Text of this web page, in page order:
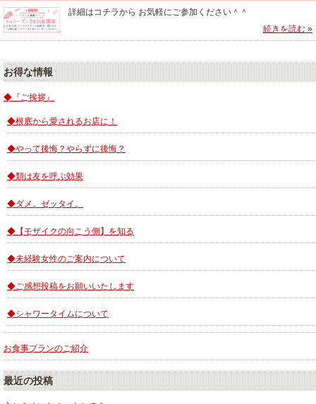
詳細はコチラから お気軽にご参加ください＾＾
続きを読む »
お得な情報
◆『ご挨拶』
◆根底から愛されるお店に！
◆やって後悔？やらずに後悔？
◆類は友を呼ぶ効果
◆ダメ。ゼッタイ。
◆【モザイクの向こう側】を知る
◆未経験女性のご案内について
◆ご感想投稿をお願いいたします
◆シャワータイムについて
お食事プランのご紹介
最近の投稿